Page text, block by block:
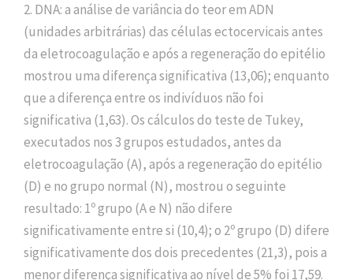
2. DNA: a análise de variância do teor em ADN
(unidades arbitrárias) das células ectocervicais antes
da eletrocoagulação e após a regeneração do epitélio
mostrou uma diferença significativa (13,06); enquanto
que a diferença entre os indivíduos não foi
significativa (1,63). Os cálculos do teste de Tukey,
executados nos 3 grupos estudados, antes da
eletrocoagulação (A), após a regeneração do epitélio
(D) e no grupo normal (N), mostrou o seguinte
resultado: 1º grupo (A e N) não difere
significativamente entre si (10,4); o 2º grupo (D) difere
significativamente dos dois precedentes (21,3), pois a
menor diferença significativa ao nível de 5% foi 17,59.